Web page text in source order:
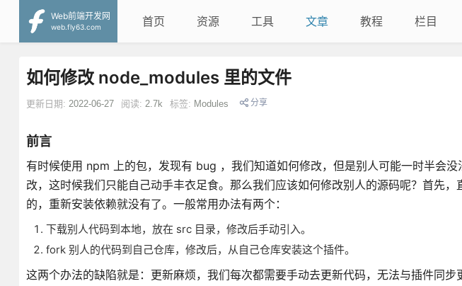
Web前端开发网
web.fly63.com
首页 资源 工具 文章 教程 栏目
如何修改 node_modules 里的文件
更新日期: 2022-06-27 阅读: 2.7k 标签: Modules 分享
前言
有时候使用 npm 上的包，发现有 bug ，我们知道如何修改，但是别人可能一时半会
改，这时候我们只能自己动手丰衣足食。那么我们应该如何修改别人的源码呢？首先
的，重新安装依赖就没有了。一般常用办法有两个：
下载别人代码到本地，放在 src 目录，修改后手动引入。
fork 别人的代码到自己仓库，修改后，从自己仓库安装这个插件。
这两个办法的缺陷就是：更新麻烦，我们每次都需要手动去更新代码，无法与插件同